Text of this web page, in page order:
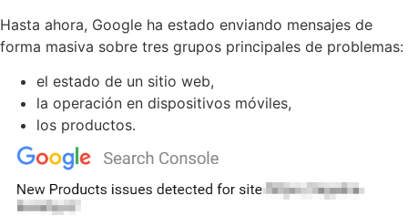
Hasta ahora, Google ha estado enviando mensajes de
forma masiva sobre tres grupos principales de problemas:
el estado de un sitio web,
la operación en dispositivos móviles,
los productos.